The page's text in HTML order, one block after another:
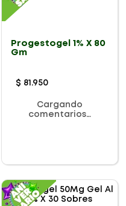
Progestogel 1% X 80
Gm
$ 81 .950
Cargando
comentarios…